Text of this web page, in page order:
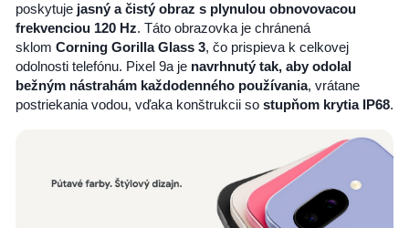
poskytuje jasný a čistý obraz s plynulou obnovovacou
frekvenciou 120 Hz. Táto obrazovka je chránená
sklom Corning Gorilla Glass 3, čo prispieva k celkovej
odolnosti telefónu. Pixel 9a je navrhnutý tak, aby odolal
bežným nástrahám každodenného používania, vrátane
postriekania vodou, vďaka konštrukcii so stupňom krytia IP68.